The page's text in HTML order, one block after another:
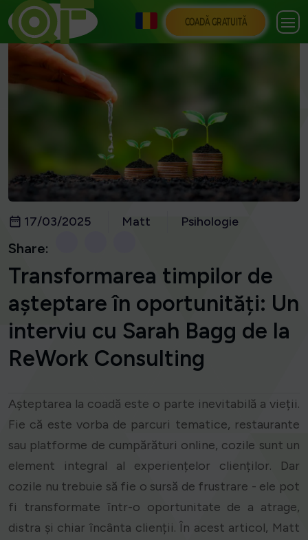
COADĂ GRATUITĂ
17/03/2025 Matt Psihologie
Share:
Transformarea timpilor de
așteptare în oportunități: Un
interviu cu Sarah Bagg de la
ReWork Consulting
Așteptarea la coadă este o parte inevitabilă a vieții.
Fie că este vorba de parcuri tematice, restaurante
sau platforme de cumpărături online, cozile sunt un
element integral al experiențelor clienților. Dar
cozile nu trebuie să fie o sursă de frustrare - ele pot
fi transformate într-o oportunitate de a atrage,
distra și chiar încânta clienții. În acest articol, Matt